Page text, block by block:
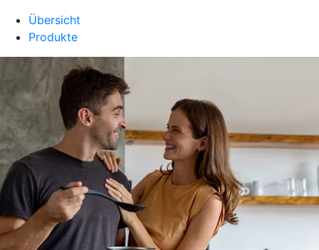
Übersicht
Produkte